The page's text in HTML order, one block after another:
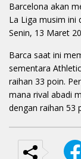
Barcelona akan
La Liga musim ini
Senin, 13 Maret
Barca saat ini
sementara
raihan 33 poin.
mana rival abadi
dengan raihan 53